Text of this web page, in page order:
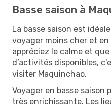
Basse saison à
La basse saison est
voyager moins cher et
appréciez le calme et
d’activités disponibles,
visiter Maquinchao.
Voyager en basse
très enrichissante. Les